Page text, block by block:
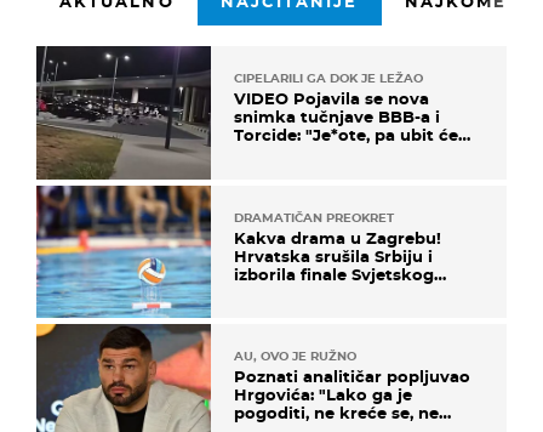
CIPELARILI GA DOK JE LEŽAO
VIDEO Pojavila se nova
snimka tučnjave BBB-a i
Torcide: "Je*ote, pa ubit će
DRAMATIČAN PREOKRET
Kakva drama u Zagrebu!
Hrvatska srušila Srbiju i
izborila finale Svjetskog
AU, OVO JE RUŽNO
Poznati analitičar popljuvao
Hrgovića: "Lako ga je
pogoditi, ne kreće se, ne